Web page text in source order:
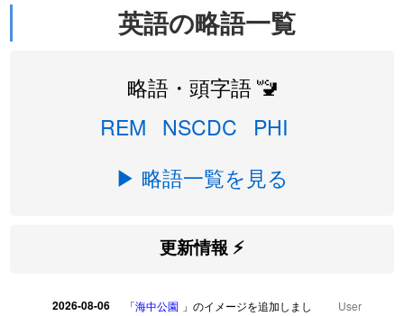
英語の略語一覧
略語・頭字語 🚾
REM NSCDC
PHI
▶ 略語一覧を見る
更新情報 ⚡
2026-08-06 「海中公園 」のイメージを追加しまし
User